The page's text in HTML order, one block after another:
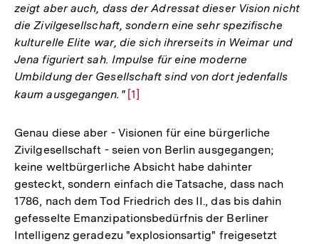
zeigt aber auch, dass der Adressat dieser Vision nicht
die Zivilgesellschaft, sondern eine sehr spezifische
kulturelle Elite war, die sich ihrerseits in Weimar und
Jena figuriert sah. Impulse für eine moderne
Umbildung der Gesellschaft sind von dort jedenfalls
kaum ausgegangen." Zur
der
Fußnote
[1]
Genau diese aber - Visionen für eine bürgerliche
Zivilgesellschaft - seien von Berlin ausgegangen;
keine weltbürgerliche Absicht habe dahinter
gesteckt, sondern einfach die Tatsache, dass nach
1786, nach dem Tod Friedrich des II., das bis dahin
gefesselte Emanzipationsbedürfnis der Berliner
Intelligenz geradezu "explosionsartig" freigesetzt